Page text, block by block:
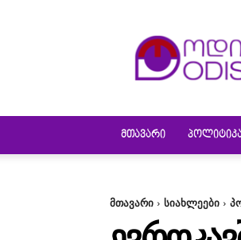
ᲛᲗᲐᲕᲐᲠᲘ
მთავარი სიახლეები